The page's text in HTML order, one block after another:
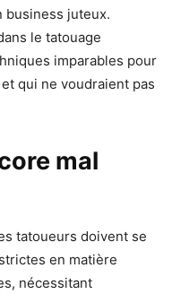
business juteux.
le tatouage
imparables pour
qui ne voudraient pas
mal
tatoueurs doivent se
en matière
nécessitant